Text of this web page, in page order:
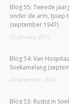
Blog 55: Tweede
onder de arm, tjoep
(september 1947)
13 January, 2015
Blog 54: Van
Soekamelang
24 November, 2014
Blog 53: Rustig in